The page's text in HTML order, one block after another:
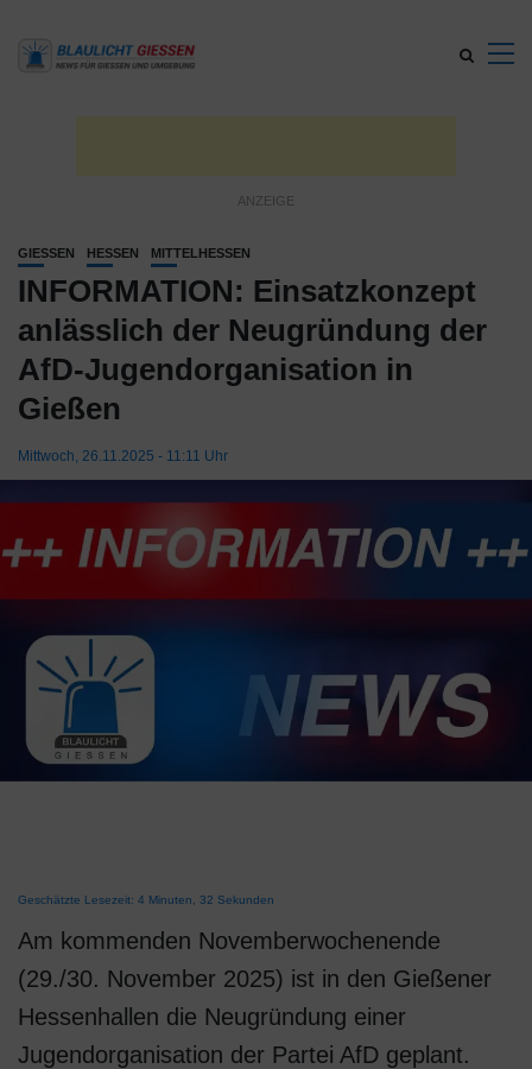
GIESSEN HESSEN MITTELHESSEN
INFORMATION: Einsatzkonzept
anlässlich der Neugründung der
AfD-Jugendorganisation in
Gießen
Mittwoch, 26.11.2025 - 11:11 Uhr
Geschätzte Lesezeit: 4 Minuten, 32 Sekunden
Am kommenden Novemberwochenende
(29./30. November 2025) ist in den Gießener
Hessenhallen die Neugründung einer
Jugendorganisation der Partei AfD geplant.